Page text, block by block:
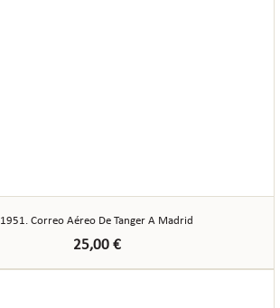
1951. Correo Aéreo De Tanger A Madrid
25,00 €